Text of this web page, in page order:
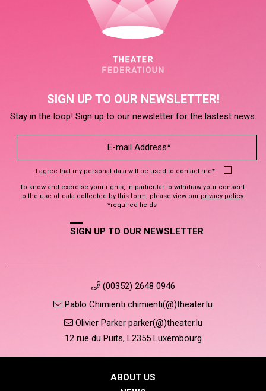
SIGN UP TO OUR NEWSLETTER!
Stay in the loop! Sign up to our newsletter for the lastest news.
I agree that my personal data will be used to contact me*.
To know and exercise your rights, in particular to withdraw your consent
to the use of data collected by this form, please view our privacy policy.
*required fields
SIGN UP TO OUR NEWSLETTER
(00352) 2648 0946
Pablo Chimienti chimienti(@)theater.lu
Olivier Parker parker(@)theater.lu
12 rue du Puits, L2355 Luxembourg
ABOUT US